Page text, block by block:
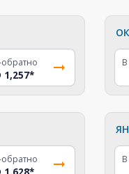
обратно
1,257*
обратно